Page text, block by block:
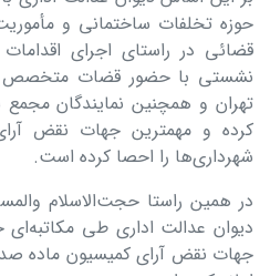
حوزه تخلفات ساختمانی و
قضائی در راستای اجرای اقدامات
نشستی با حضور قضات متخصص
تهران و همچنین نمایندگان مجمع
کرده و مهمترین جهات نقض
شهرداری‌ها را احصا کرده است.
در همین راستا حجت‌الاسلام
دیوان عدالت اداری طی
جهات نقض آرای کمیسیون ماده